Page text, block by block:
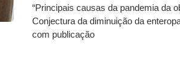
“Principais causas da pandemia da
Conjectura da diminuição da
com publicação